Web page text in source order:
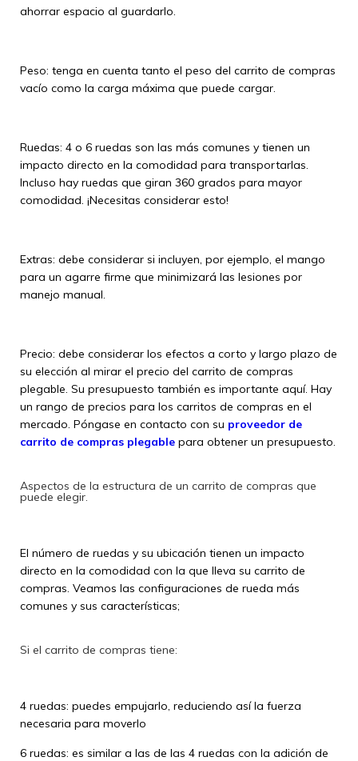
ahorrar espacio al guardarlo.
Peso: tenga en cuenta tanto el peso del carrito de compras
vacío como la carga máxima que puede cargar.
Ruedas: 4 o 6 ruedas son las más comunes y tienen un
impacto directo en la comodidad para transportarlas.
Incluso hay ruedas que giran 360 grados para mayor
comodidad. ¡Necesitas considerar esto!
Extras: debe considerar si incluyen, por ejemplo, el mango
para un agarre firme que minimizará las lesiones por
manejo manual.
Precio: debe considerar los efectos a corto y largo plazo de
su elección al mirar el precio del carrito de compras
plegable. Su presupuesto también es importante aquí. Hay
un rango de precios para los carritos de compras en el
mercado. Póngase en contacto con su proveedor de
carrito de compras plegable para obtener un presupuesto.
Aspectos de la estructura de un carrito de compras que
puede elegir.
El número de ruedas y su ubicación tienen un impacto
directo en la comodidad con la que lleva su carrito de
compras. Veamos las configuraciones de rueda más
comunes y sus características;
Si el carrito de compras tiene:
4 ruedas: puedes empujarlo, reduciendo así la fuerza
necesaria para moverlo
6 ruedas: es similar a las de las 4 ruedas con la adición de